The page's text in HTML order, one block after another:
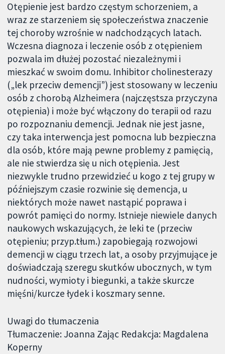
Otępienie jest bardzo częstym schorzeniem, a
wraz ze starzeniem się społeczeństwa znaczenie
tej choroby wzrośnie w nadchodzących latach.
Wczesna diagnoza i leczenie osób z otępieniem
pozwala im dłużej pozostać niezależnymi i
mieszkać w swoim domu. Inhibitor cholinesterazy
(„lek przeciw demencji”) jest stosowany w leczeniu
osób z chorobą Alzheimera (najczęstsza przyczyna
otępienia) i może być włączony do terapii od razu
po rozpoznaniu demencji. Jednak nie jest jasne,
czy taka interwencja jest pomocna lub bezpieczna
dla osób, które mają pewne problemy z pamięcią,
ale nie stwierdza się u nich otępienia. Jest
niezwykle trudno przewidzieć u kogo z tej grupy w
późniejszym czasie rozwinie się demencja, u
niektórych może nawet nastąpić poprawa i
powrót pamięci do normy. Istnieje niewiele danych
naukowych wskazujących, że leki te (przeciw
otępieniu; przyp.tłum.) zapobiegają rozwojowi
demencji w ciągu trzech lat, a osoby przyjmujące je
doświadczają szeregu skutków ubocznych, w tym
nudności, wymioty i biegunki, a także skurcze
mięśni/kurcze łydek i koszmary senne.
Uwagi do tłumaczenia
Tłumaczenie: Joanna Zając Redakcja: Magdalena
Koperny